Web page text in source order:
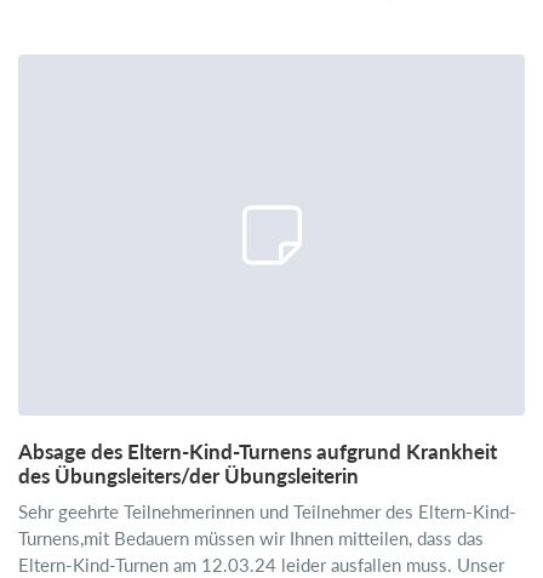
Absage des Eltern-Kind-Turnens aufgrund Krankheit
des Übungsleiters/der Übungsleiterin
Sehr geehrte Teilnehmerinnen und Teilnehmer des Eltern-Kind-
Turnens,mit Bedauern müssen wir Ihnen mitteilen, dass das
Eltern-Kind-Turnen am 12.03.24 leider ausfallen muss. Unser